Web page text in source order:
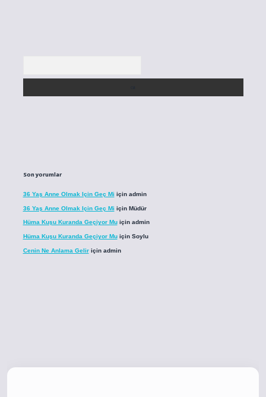
Son yorumlar
36 Yaş Anne Olmak Için Geç Mi için admin
36 Yaş Anne Olmak Için Geç Mi için Müdür
Hüma Kuşu Kuranda Geçiyor Muiçin admin
Hüma Kuşu Kuranda Geçiyor Muiçin Soylu
Cenin Ne Anlama Geliriçin admin